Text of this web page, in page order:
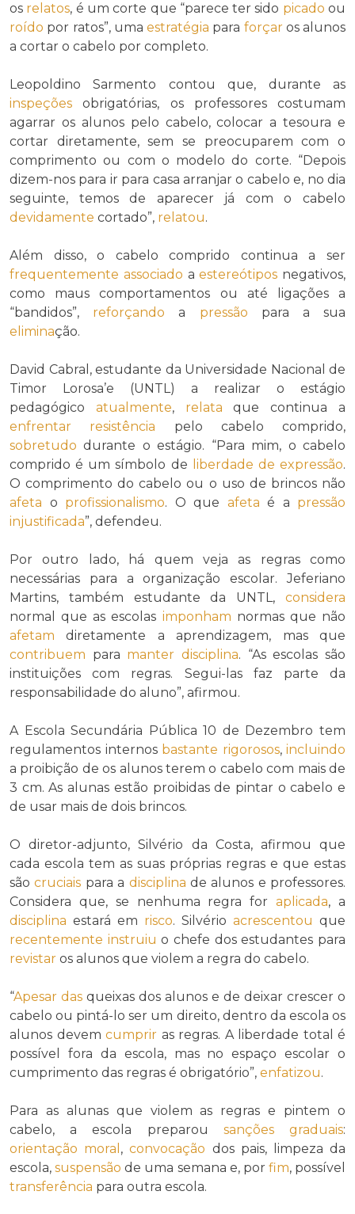
os relatos, é um corte que “parece ter sido picado ou
roído por ratos”, uma estratégia para forçaros alunos
a cortar o cabelo por completo.
Leopoldino Sarmento contou que, durante as
inspeções obrigatórias, os professores costumam
agarrar os alunos pelo cabelo, colocar a tesoura e
cortar diretamente, sem se preocuparem com o
comprimento ou com o modelo do corte. “Depois
dizem-nos para ir para casa arranjar o cabelo e, no dia
seguinte, temos de aparecer já com o cabelo
devidamente cortado”, relatou.
Além disso, o cabelo comprido continua a ser
frequentemente associado aestereótipos negativos,
como maus comportamentos ou até ligações a
“bandidos”, reforçando a pressão para a sua
eliminação.
David Cabral, estudante da Universidade Nacional de
Timor Lorosa’e (UNTL) a realizar o estágio
pedagógico atualmente, relata que continua a
enfrentar
resistência pelo cabelo comprido,
sobretudo durante o estágio. “Para mim, o cabelo
comprido é um símbolo de
liberdade de expressão.
O comprimento do cabelo ou o uso de brincos não
afeta o profissionalismo. O que afeta é a pressão
injustificada”, defendeu.
Por outro lado, há quem veja as regras como
necessárias para a organização escolar. Jeferiano
Martins, também estudante da UNTL, considera
normal que as escolas imponham normas que não
afetam diretamente a aprendizagem, mas que
contribuem para manter disciplina. “As escolas são
instituições com regras. Segui-las faz parte da
responsabilidade do aluno”, afirmou.
A Escola Secundária Pública 10 de Dezembro tem
regulamentos internos bastante rigorosos, incluindo
a proibição de os alunos terem o cabelo com mais de
3 cm. As alunas estão proibidas de pintar o cabelo e
de usar mais de dois brincos.
O diretor-adjunto, Silvério da Costa, afirmou que
cada escola tem as suas próprias regras e que estas
sãocruciais para a disciplina de alunos e professores.
Considera que, se nenhuma regra foraplicada, a
disciplina estará em risco. Silvério acrescentou que
recentemente instruiu o chefe dos estudantes para
revistar os alunos que violem a regra do cabelo.
“Apesar das queixas dos alunos e de deixar crescer o
cabelo ou pintá-lo ser um direito, dentro da escola os
alunos devem cumprir as regras. A liberdade total é
possível fora da escola, mas no espaço escolar o
cumprimento das regras é obrigatório”, enfatizou.
Para as alunas que violem as regras e pintem o
cabelo, a escola preparou sanções graduais:
orientação moral ,convocação dos pais, limpeza da
escola,suspensão de uma semana e, por fim, possível
transferência para outra escola.